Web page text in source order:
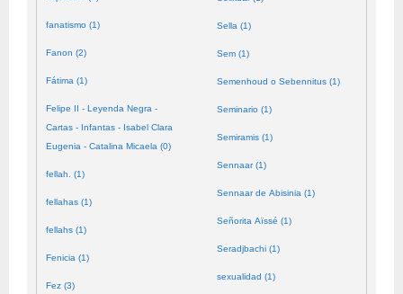
fanatismo (1)
Fanon (2)
Fátima (1)
Felipe II - Leyenda Negra -
Cartas - Infantas - Isabel Clara
Eugenia - Catalina Micaela (0)
fellah. (1)
fellahas (1)
fellahs (1)
Fenicia (1)
Fez (3)
Sella (1)
Sem (1)
Semenhoud o Sebennitus (1)
Seminario (1)
Semiramis (1)
Sennaar (1)
Sennaar de Abisinia (1)
Señorita Aïssé (1)
Seradjbachi (1)
sexualidad (1)